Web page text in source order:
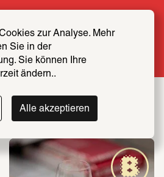
zur Analyse. Mehr
Sie in der
Sie können Ihre
ändern..
Alle akzeptieren
werden
erfahren